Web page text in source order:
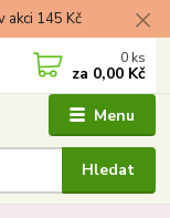
akci 145 Kč
Menu
Hledat
0 ks
za 0,00 Kč